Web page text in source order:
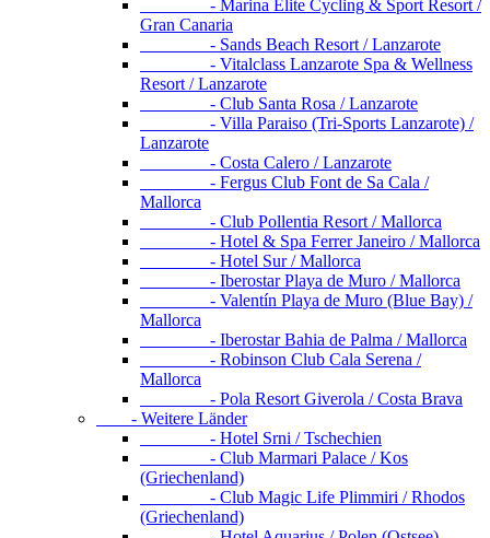
- Marina Elite Cycling & Sport Resort /
Gran Canaria
- Sands Beach Resort / Lanzarote
- Vitalclass Lanzarote Spa & Wellness
Resort / Lanzarote
- Club Santa Rosa / Lanzarote
- Villa Paraiso (Tri-Sports Lanzarote) /
Lanzarote
- Costa Calero / Lanzarote
- Fergus Club Font de Sa Cala /
Mallorca
- Club Pollentia Resort / Mallorca
- Hotel & Spa Ferrer Janeiro / Mallorca
- Hotel Sur / Mallorca
- Iberostar Playa de Muro / Mallorca
- Valentín Playa de Muro (Blue Bay) /
Mallorca
- Iberostar Bahia de Palma / Mallorca
- Robinson Club Cala Serena /
Mallorca
- Pola Resort Giverola / Costa Brava
- Weitere Länder
- Hotel Srni / Tschechien
- Club Marmari Palace / Kos
(Griechenland)
- Club Magic Life Plimmiri / Rhodos
(Griechenland)